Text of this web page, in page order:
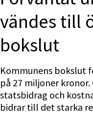
vändes till
bokslut
Kommunens bokslut
på 27 miljoner
statsbidrag och
bidrar till det starka